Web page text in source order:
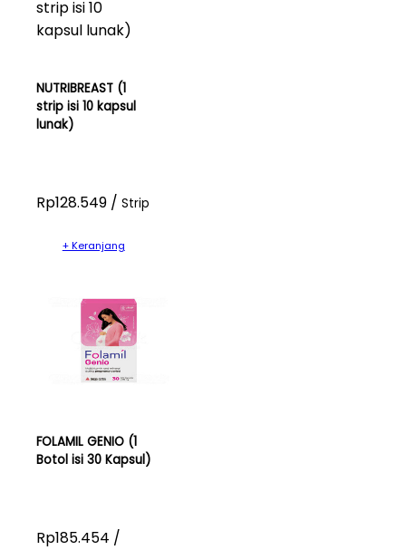
NUTRIBREAST (1
strip isi 10 kapsul
lunak)
Rp128.549 / Strip
+ Keranjang
FOLAMIL GENIO (1
Botol isi 30 Kapsul)
Rp185.454 /